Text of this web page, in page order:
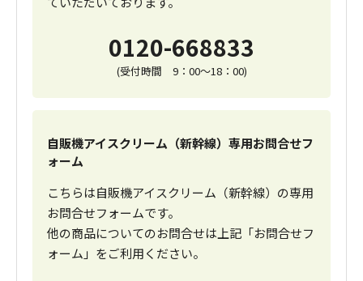
0120-668833
(受付時間 9：00～18：00)
自販機アイスクリーム（新幹線）専用お問合せフ
ォーム
こちらは自販機アイスクリーム（新幹線）の専用
お問合せフォームです。
他の商品についてのお問合せは上記「お問合せフ
ォーム」をご利用ください。